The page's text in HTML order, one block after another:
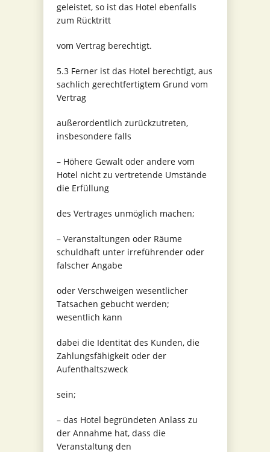
geleistet, so ist das Hotel ebenfalls
zum Rücktritt
vom Vertrag berechtigt.
5.3 Ferner ist das Hotel berechtigt, aus
sachlich gerechtfertigtem Grund vom
Vertrag
außerordentlich zurückzutreten,
insbesondere falls
– Höhere Gewalt oder andere vom
Hotel nicht zu vertretende Umstände
die Erfüllung
des Vertrages unmöglich machen;
– Veranstaltungen oder Räume
schuldhaft unter irreführender oder
falscher Angabe
oder Verschweigen wesentlicher
Tatsachen gebucht werden;
wesentlich kann
dabei die Identität des Kunden, die
Zahlungsfähigkeit oder der
Aufenthaltszweck
sein;
– das Hotel begründeten Anlass zu
der Annahme hat, dass die
Veranstaltung den